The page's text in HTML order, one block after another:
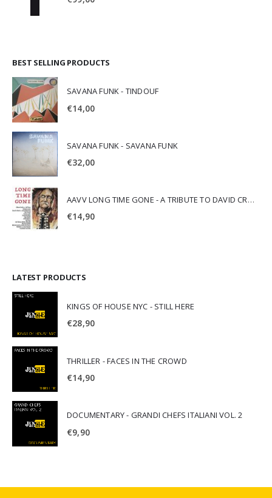
BEST SELLING PRODUCTS
SAVANA FUNK - TINDOUF
€14,00
SAVANA FUNK - SAVANA FUNK
€32,00
AAVV LONG TIME GONE - A TRIBUTE TO DAVID CROSBY
€14,90
LATEST PRODUCTS
KINGS OF HOUSE NYC - STILL HERE
€28,90
THRILLER - FACES IN THE CROWD
€14,90
DOCUMENTARY - GRANDI CHEFS ITALIANI VOL. 2
€9,90